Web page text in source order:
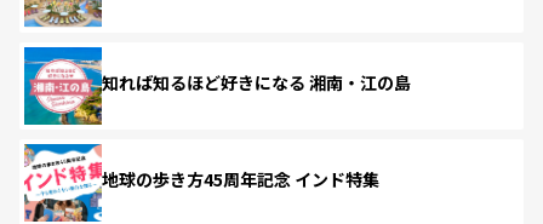
知れば知るほど好きになる 湘南・江の島
地球の歩き方45周年記念 インド特集